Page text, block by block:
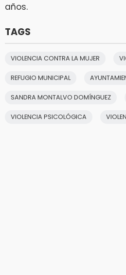
años.
TAGS
VIOLENCIA CONTRA LA MUJER
REFUGIO MUNICIPAL
SANDRA MONTALVO DOMÍNGUEZ
VIOLENCIA PSICOLÓGICA